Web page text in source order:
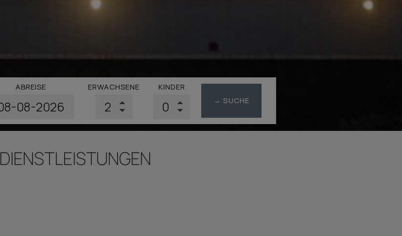
ABREISE ERWACHSENE
KINDER
→ SUCHE
DIENSTLEISTUNGEN